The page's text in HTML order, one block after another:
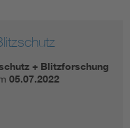
+ Blitzforschung
05.07.2022